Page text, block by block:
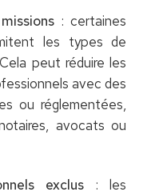
: certaines
les types de
peut réduire les
avec des
ou réglementées,
avocats ou
exclus : les